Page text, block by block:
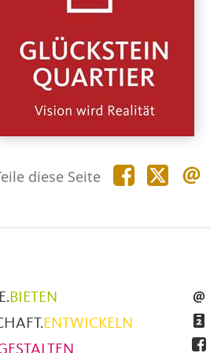
diese Seite Teile
diese
Teile
diese
BIETEN
ENTWICKELN